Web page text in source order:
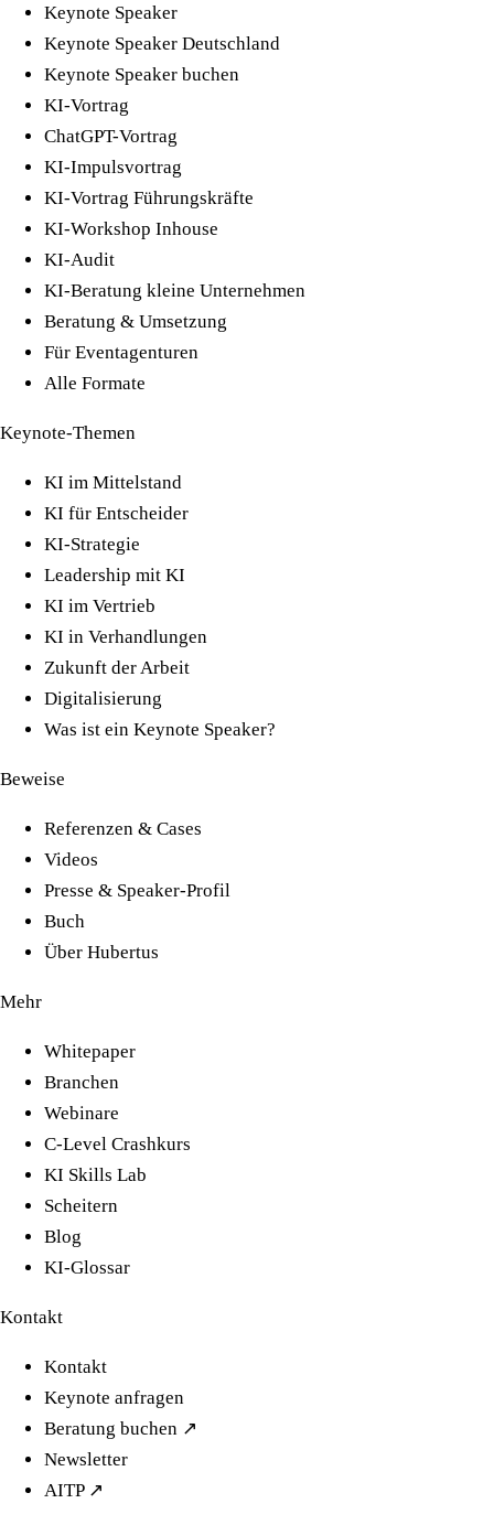
Keynote Speaker
Keynote Speaker Deutschland
Keynote Speaker buchen
KI-Vortrag
ChatGPT-Vortrag
KI-Impulsvortrag
KI-Vortrag Führungskräfte
KI-Workshop Inhouse
KI-Audit
KI-Beratung kleine Unternehmen
Beratung & Umsetzung
Für Eventagenturen
Alle Formate
Keynote-Themen
KI im Mittelstand
KI für Entscheider
KI-Strategie
Leadership mit KI
KI im Vertrieb
KI in Verhandlungen
Zukunft der Arbeit
Digitalisierung
Was ist ein Keynote Speaker?
Beweise
Referenzen & Cases
Videos
Presse & Speaker-Profil
Buch
Über Hubertus
Mehr
Whitepaper
Branchen
Webinare
C-Level Crashkurs
KI Skills Lab
Scheitern
Blog
KI-Glossar
Kontakt
Kontakt
Keynote anfragen
Beratung buchen ↗
Newsletter
AITP ↗